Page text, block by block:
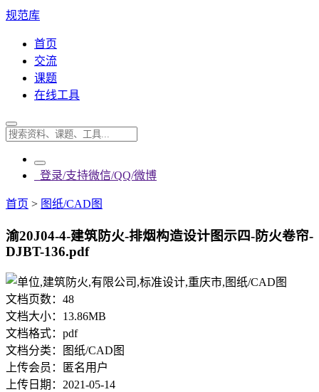
规范库
首页
交流
课题
在线工具
登录/支持微信/QQ/微博
首页 > 图纸/CAD图
渝20J04-4-建筑防火-排烟构造设计图示四-防火卷帘-
DJBT-136.pdf
文档页数： 48
文档大小： 13.86MB
文档格式： pdf
文档分类：
图纸/CAD图
上传会员：
匿名用户
上传日期： 2021-05-14